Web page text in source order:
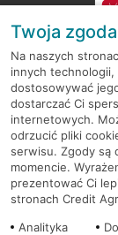
RODO
Regulamin
Mapa serwisu
PolitykaCookies
Twoja
Na naszych
innych technologii,
dostosowywać
dostarczać Ci
internetowych.
odrzucić pliki
serwisu. Zgody są
momencie.
prezentować Ci
stronach Credit
Analityka